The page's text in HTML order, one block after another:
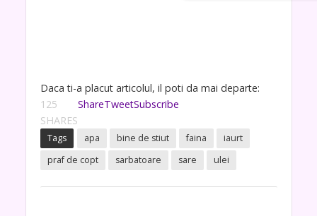
Daca ti-a placut articolul, il poti da mai departe:
125
SHARES
ShareTweetSubscribe
Tags apa bine de stiut faina
iaurt
praf de copt
sarbatoare sare ulei